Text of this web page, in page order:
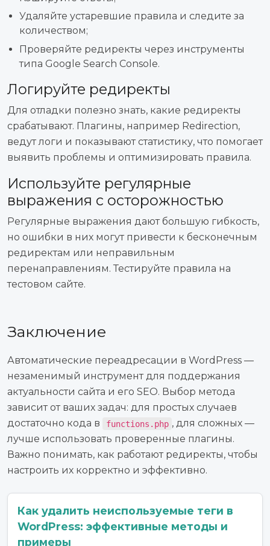
Удаляйте устаревшие правила и следите за
количеством;
Проверяйте редиректы через инструменты
типа Google Search Console.
Логируйте редиректы
Для отладки полезно знать, какие редиректы
срабатывают. Плагины, например Redirection,
ведут логи и показывают статистику, что помогает
выявить проблемы и оптимизировать правила.
Используйте регулярные
выражения с осторожностью
Регулярные выражения дают большую гибкость,
но ошибки в них могут привести к бесконечным
редиректам или неправильным
перенаправлениям. Тестируйте правила на
тестовом сайте.
Заключение
Автоматические переадресации в WordPress —
незаменимый инструмент для поддержания
актуальности сайта и его SEO. Выбор метода
зависит от ваших задач: для простых случаев
достаточно кода в
functions.php , для сложных —
лучше использовать проверенные плагины.
Важно понимать, как работают редиректы, чтобы
настроить их корректно и эффективно.
Как удалить неиспользуемые теги в
WordPress: эффективные методы и
примеры